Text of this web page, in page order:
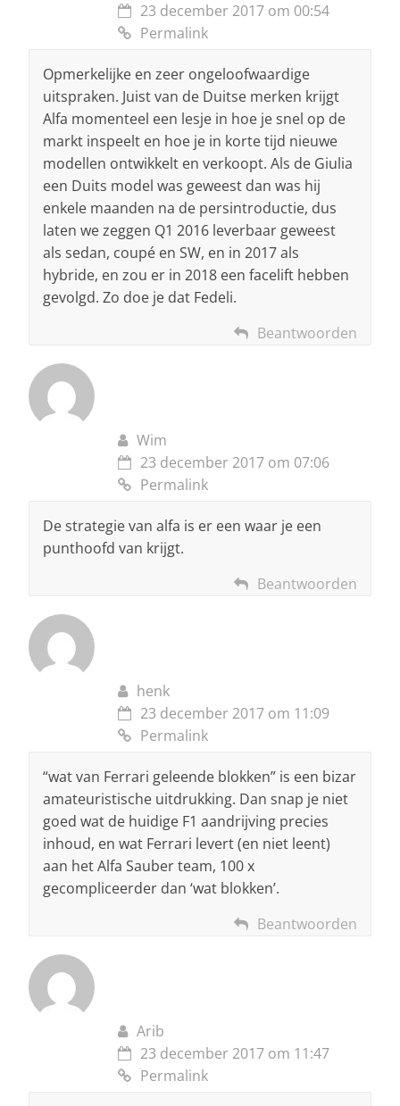
23 december 2017 om 00:54
Permalink
Opmerkelijke en zeer ongeloofwaardige
uitspraken. Juist van de Duitse merken krijgt
Alfa momenteel een lesje in hoe je snel op de
markt inspeelt en hoe je in korte tijd nieuwe
modellen ontwikkelt en verkoopt. Als de Giulia
een Duits model was geweest dan was hij
enkele maanden na de persintroductie, dus
laten we zeggen Q1 2016 leverbaar geweest
als sedan, coupé en SW, en in 2017 als
hybride, en zou er in 2018 een facelift hebben
gevolgd. Zo doe je dat Fedeli.
Beantwoorden
Wim
23 december 2017 om 07:06
Permalink
De strategie van alfa is er een waar je een
punthoofd van krijgt.
Beantwoorden
henk
23 december 2017 om 11:09
Permalink
“wat van Ferrari geleende blokken” is een bizar
amateuristische uitdrukking. Dan snap je niet
goed wat de huidige F1 aandrijving precies
inhoud, en wat Ferrari levert (en niet leent)
aan het Alfa Sauber team, 100 x
gecompliceerder dan ‘wat blokken’.
Beantwoorden
Arib
23 december 2017 om 11:47
Permalink